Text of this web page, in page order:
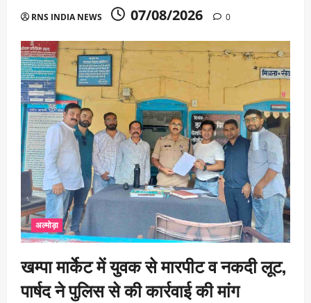
RNS INDIA NEWS 07/08/2026 0
अल्मोड़ा
खम्पा मार्केट में युवक से मारपीट व नकदी लूट,
पार्षद ने पुलिस से की कार्रवाई की मांग